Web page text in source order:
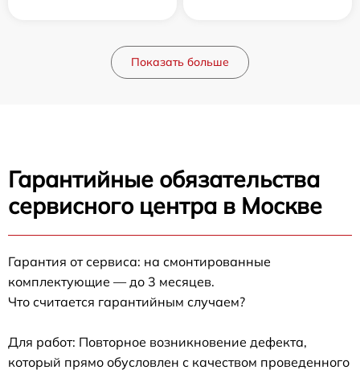
Показать больше
Гарантийные обязательства
сервисного центра в Москве
Гарантия от сервиса: на смонтированные
комплектующие — до 3 месяцев.
Что считается гарантийным случаем?
Для работ: Повторное возникновение дефекта,
который прямо обусловлен с качеством проведенного